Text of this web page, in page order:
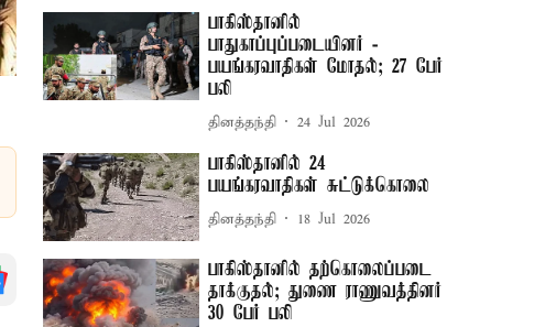
பாகிஸ்தானில்
பாதுகாப்புப்படையினர் -
பயங்கரவாதிகள் மோதல்; 27 பேர்
பலி
தினத்தந்தி 24 Jul 2026
பாகிஸ்தானில் 24
பயங்கரவாதிகள் சுட்டுக்கொலை
தினத்தந்தி 18 Jul 2026
பாகிஸ்தானில் தற்கொலைப்படை
தாக்குதல்; துணை ராணுவத்தினர்
30 பேர் பலி